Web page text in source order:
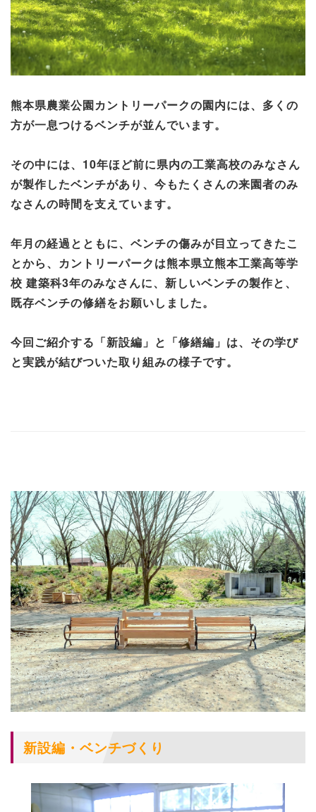
熊本県農業公園カントリーパークの園内には、多くの
方が一息つけるベンチが並んでいます。
その中には、10年ほど前に県内の工業高校のみなさん
が製作したベンチがあり、今もたくさんの来園者のみ
なさんの時間を支えています。
年月の経過とともに、ベンチの傷みが目立ってきたこ
とから、カントリーパークは熊本県立熊本工業高等学
校 建築科3年のみなさんに、新しいベンチの製作と、
既存ベンチの修繕をお願いしました。
今回ご紹介する「新設編」と「修繕編」は、その学び
と実践が結びついた取り組みの様子です。
新設編・ベンチづくり